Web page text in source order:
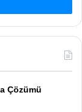
Çözümü